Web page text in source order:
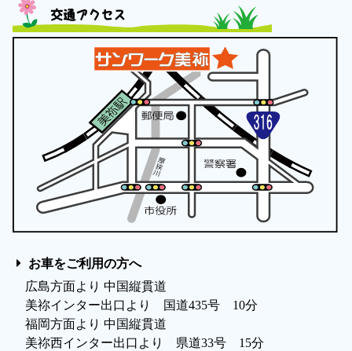
交通アクセス
お車をご利用の方へ
広島方面より 中国縦貫道
美祢インター出口より 国道435号 10分
福岡方面より 中国縦貫道
美祢西インター出口より 県道33号 15分